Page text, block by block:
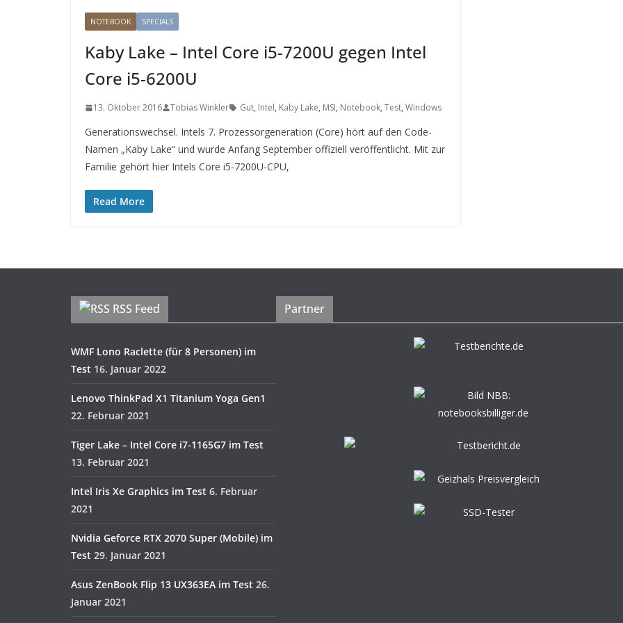
NOTEBOOK SPECIALS
Kaby Lake – Intel Core i5-7200U gegen Intel
Core i5-6200U
13. Oktober 2016 Tobias Winkler Gut, Intel, Kaby Lake, MSI, Notebook, Test, Windows
Generationswechsel. Intels 7. Prozessorgeneration (Core) hört auf den Code-
Namen „Kaby Lake“ und wurde Anfang September offiziell veröffentlicht. Mit zur
Familie gehört hier Intels Core i5-7200U-CPU,
Read More
RSS Feed
WMF Lono Raclette (für 8 Personen) im
Test 16. Januar 2022
Lenovo ThinkPad X1 Titanium Yoga Gen1
22. Februar 2021
Tiger Lake – Intel Core i7-1165G7 im Test
13. Februar 2021
Intel Iris Xe Graphics im Test 6. Februar
2021
Nvidia Geforce RTX 2070 Super (Mobile) im
Test 29. Januar 2021
Asus ZenBook Flip 13 UX363EA im Test 26.
Januar 2021
Partner